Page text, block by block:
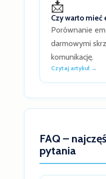
📩
Czy warto mieć
Porównanie
darmowymi
komunikację.
Czytaj artykuł →
FAQ –
pytania